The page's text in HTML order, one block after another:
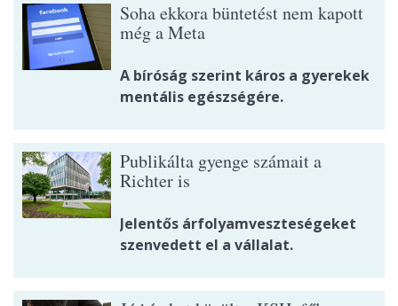
Soha ekkora büntetést nem kapott
még a Meta
A bíróság szerint káros a gyerekek
mentális egészségére.
Publikálta gyenge számait a
Richter is
Jelentős árfolyamveszteségeket
szenvedett el a vállalat.